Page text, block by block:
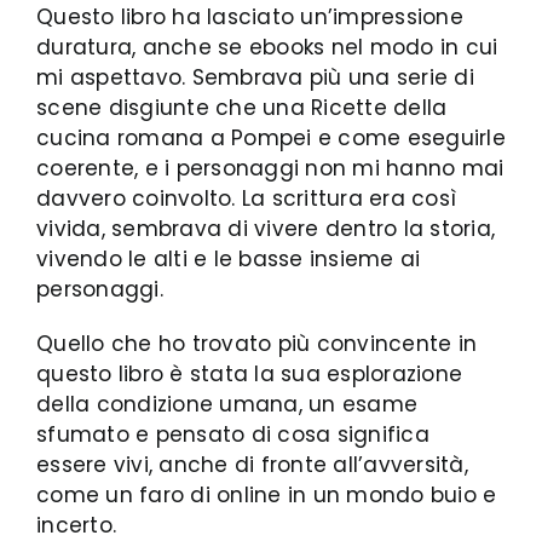
Questo libro ha lasciato un’impressione
duratura, anche se ebooks nel modo in cui
mi aspettavo. Sembrava più una serie di
scene disgiunte che una Ricette della
cucina romana a Pompei e come eseguirle
coerente, e i personaggi non mi hanno mai
davvero coinvolto. La scrittura era così
vivida, sembrava di vivere dentro la storia,
vivendo le alti e le basse insieme ai
personaggi.
Quello che ho trovato più convincente in
questo libro è stata la sua esplorazione
della condizione umana, un esame
sfumato e pensato di cosa significa
essere vivi, anche di fronte all’avversità,
come un faro di online in un mondo buio e
incerto.